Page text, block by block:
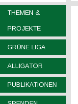
THEMEN &
PROJEKTE
GRÜNE LIGA
ALLIGATOR
PUBLIKATIONEN